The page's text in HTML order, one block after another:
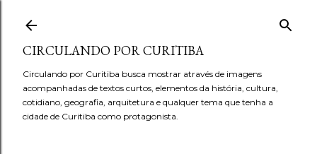
CIRCULANDO POR CURITIBA
Circulando por Curitiba busca mostrar através de imagens
acompanhadas de textos curtos, elementos da história, cultura,
cotidiano, geografia, arquitetura e qualquer tema que tenha a
cidade de Curitiba como protagonista.